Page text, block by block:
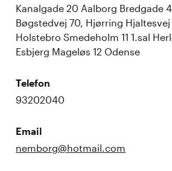
Kanalgade 20 Aalborg Bredgade
Bøgstedvej 70, Hjørring Hjaltesvej
Holstebro Smedeholm 11 1.sal
Esbjerg Mageløs 12 Odense
Telefon
93202040
Email
nemborg@hotmail.com